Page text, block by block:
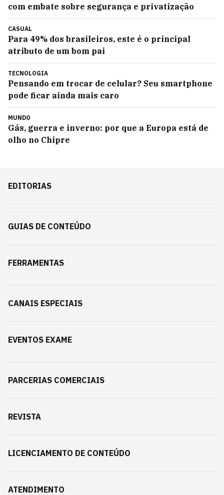
com embate sobre segurança e privatização
CASUAL
Para 49% dos brasileiros, este é o principal
atributo de um bom pai
TECNOLOGIA
Pensando em trocar de celular? Seu smartphone
pode ficar ainda mais caro
MUNDO
Gás, guerra e inverno: por que a Europa está de
olho no Chipre
EDITORIAS
GUIAS DE CONTEÚDO
FERRAMENTAS
CANAIS ESPECIAIS
EVENTOS EXAME
PARCERIAS COMERCIAIS
REVISTA
LICENCIAMENTO DE CONTEÚDO
ATENDIMENTO